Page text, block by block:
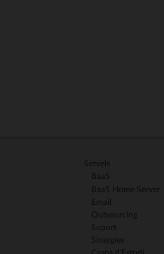
Serveis
BaaS
BaaS Home Server
Email
Outsourcing
Suport
Sinergies